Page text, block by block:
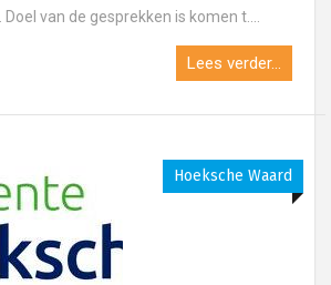
van de gesprekken is komen t....
Lees verder...
Hoeksche Waard